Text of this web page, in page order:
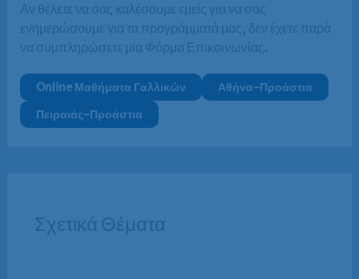
Αν θέλετε να σας καλέσουμε εμείς για να σας
ενημερώσουμε για τα προγράμματά μας, δεν έχετε παρά
να συμπληρώσετε μία Φόρμα Επικοινωνίας.
Online Μαθήματα Γαλλικών
Αθήνα-Προάστια
Πειραιάς-Προάστια
Σχετικά Θέματα